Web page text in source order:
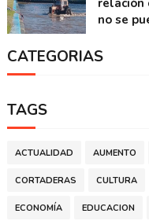
relación
no se
CATEGORIAS
TAGS
ACTUALIDAD AUMENTO
CORTADERAS CULTURA
ECONOMÍA EDUCACION